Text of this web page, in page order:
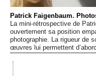
Patrick Faigenbaum.
La mini-rétrospective de
ouvertement sa position
photographie. La rigueur de
œuvres lui permettent